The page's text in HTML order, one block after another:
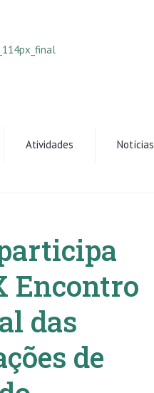
Atividades Notícias
Encontro
das
de